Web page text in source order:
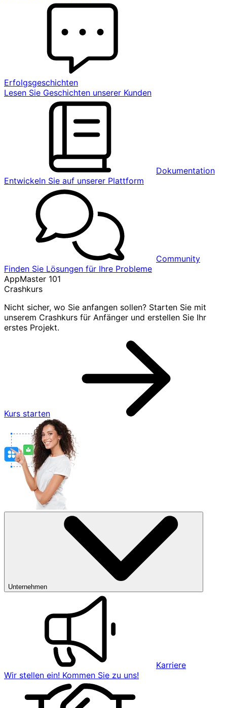
Erfolgsgeschichten
Lesen Sie Geschichten unserer Kunden
Dokumentation
Entwickeln Sie auf unserer Plattform
Community
Finden Sie Lösungen für Ihre Probleme
AppMaster 101
Crashkurs
Nicht sicher, wo Sie anfangen sollen? Starten Sie mit
unserem Crashkurs für Anfänger und erstellen Sie Ihr
erstes Projekt.
Kurs starten
Unternehmen
Karriere
Wir stellen ein! Kommen Sie zu uns!